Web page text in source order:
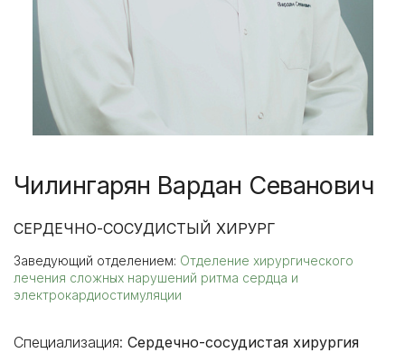
Чилингарян Вардан Севанович
СЕРДЕЧНО-СОСУДИСТЫЙ ХИРУРГ
Заведующий отделением: Отделение хирургического
лечения сложных нарушений ритма сердца и
электрокардиостимуляции
Специализация: Сердечно-сосудистая хирургия